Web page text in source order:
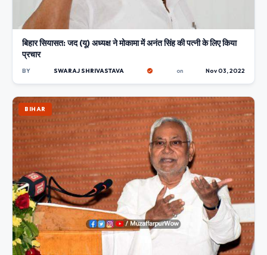
बिहार सियासत: जद (यू) अध्यक्ष ने मोकामा में अनंत सिंह की पत्नी के लिए किया
प्रचार
BY SWARAJ SHRIVASTAVA on Nov 03, 2022
BIHAR